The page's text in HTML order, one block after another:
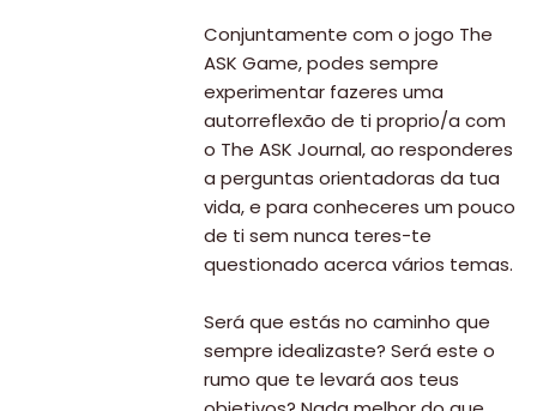
Conjuntamente com o jogo The
ASK Game, podes sempre
experimentar fazeres uma
autorreflexão de ti proprio/a com
o The ASK Journal, ao responderes
a perguntas orientadoras da tua
vida, e para conheceres um pouco
de ti sem nunca teres-te
questionado acerca vários temas.
Será que estás no caminho que
sempre idealizaste? Será este o
rumo que te levará aos teus